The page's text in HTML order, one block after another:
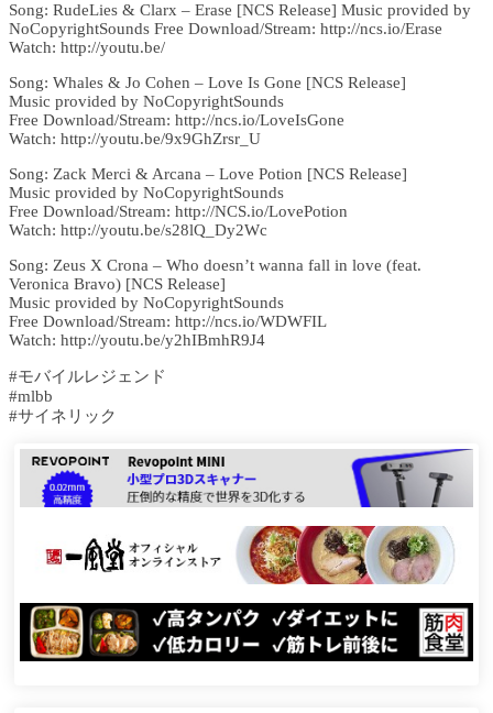
Song: RudeLies & Clarx – Erase [NCS Release] Music provided by
NoCopyrightSounds Free Download/Stream: http://ncs.io/Erase
Watch: http://youtu.be/
Song: Whales & Jo Cohen – Love Is Gone [NCS Release]
Music provided by NoCopyrightSounds
Free Download/Stream: http://ncs.io/LoveIsGone
Watch: http://youtu.be/9x9GhZrsr_U
Song: Zack Merci & Arcana – Love Potion [NCS Release]
Music provided by NoCopyrightSounds
Free Download/Stream: http://NCS.io/LovePotion
Watch: http://youtu.be/s28lQ_Dy2Wc
Song: Zeus X Crona – Who doesn’t wanna fall in love (feat.
Veronica Bravo) [NCS Release]
Music provided by NoCopyrightSounds
Free Download/Stream: http://ncs.io/WDWFIL
Watch: http://youtu.be/y2hIBmhR9J4
#モバイルレジェンド
#mlbb
#サイネリック